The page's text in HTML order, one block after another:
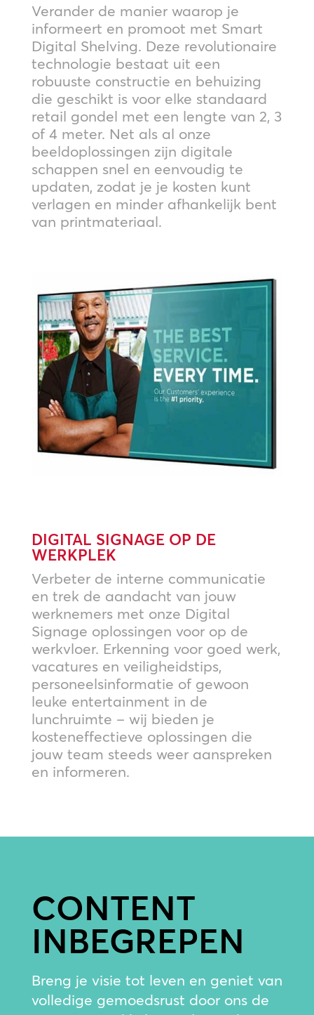
Verander de manier waarop je
informeert en promoot met Smart
Digital Shelving. Deze revolutionaire
technologie bestaat uit een
robuuste constructie en behuizing
die geschikt is voor elke standaard
retail gondel met een lengte van 2, 3
of 4 meter. Net als al onze
beeldoplossingen zijn digitale
schappen snel en eenvoudig te
updaten, zodat je je kosten kunt
verlagen en minder afhankelijk bent
van printmateriaal.
DIGITAL SIGNAGE OP DE
WERKPLEK
Verbeter de interne communicatie
en trek de aandacht van jouw
werknemers met onze Digital
Signage oplossingen voor op de
werkvloer. Erkenning voor goed werk,
vacatures en veiligheidstips,
personeelsinformatie of gewoon
leuke entertainment in de
lunchruimte – wij bieden je
kosteneffectieve oplossingen die
jouw team steeds weer aanspreken
en informeren.
CONTENT
INBEGREPEN
Breng je visie tot leven en geniet van
volledige gemoedsrust door ons de